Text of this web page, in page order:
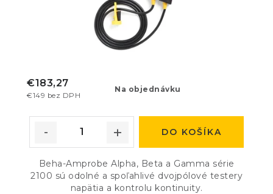
Na objednávku
€149 bez DPH
€183,27
DO KOŠÍKA
Beha-Amprobe Alpha, Beta a Gamma série
2100 sú odolné a spoľahlivé dvojpólové testery
napätia a kontrolu kontinuity.